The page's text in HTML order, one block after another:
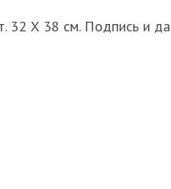
32 Х 38 см. Подпись и